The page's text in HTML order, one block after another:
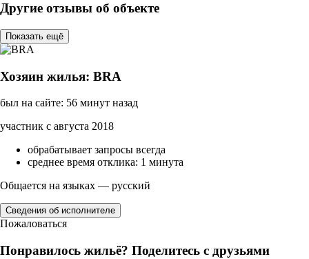
Другие отзывы об объекте
Показать ещё
Хозяин жилья: BRA
был на сайте: 56 минут назад
участник с августа 2018
обрабатывает запросы всегда
среднее время отклика: 1 минута
Общается на языках — русский
Сведения об исполнителе
Пожаловаться
Понравилось жильё? Поделитесь с друзьями